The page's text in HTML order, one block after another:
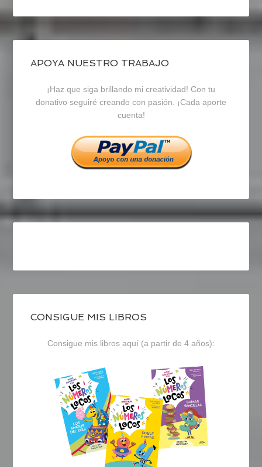
perfil
de
blogrecursosep
en
Facebook
perfil
de
recursosep
en
Twitter
perfil
de
recursosep
en
Instagram
APOYA NUESTRO TRABAJO
¡Haz que siga brillando mi creatividad! Con tu
donativo seguiré creando con pasión. ¡Cada aporte
cuenta!
CONSIGUE MIS LIBROS
Consigue mis libros aquí (a partir de 4 años):